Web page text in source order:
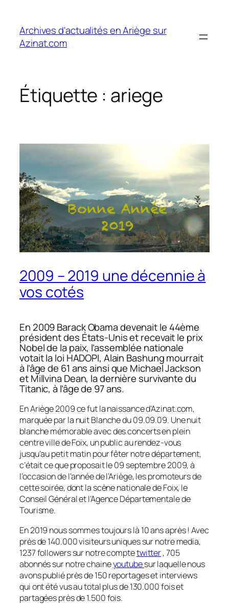
contenu
Archives d'actualités en Ariège sur
Azinat.com
Étiquette : ariege
2009 – 2019 une décennie à
vos cotés
En 2009 Barack Obama devenait le 44ème
président des États-Unis et recevait le prix
Nobel de la paix, l’assemblée nationale
votait la loi HADOPI, Alain Bashung mourrait
à l’âge de 61 ans ainsi que Michael Jackson
et Millvina Dean, la dernière survivante du
Titanic, à l’âge de 97 ans.
En Ariège 2009 ce fut la naissance d’Azinat.com,
marquée par la nuit Blanche du 09.09.09. Une nuit
blanche mémorable avec des concerts en plein
centre ville de Foix, un public au rendez-vous
jusqu’au petit matin pour fêter notre département,
c’était ce que proposait le 09 septembre 2009, à
l’occasion de l’année de l’Ariège, les promoteurs de
cette soirée, dont la scène nationale de Foix, le
Conseil Général et l’Agence Départementale de
Tourisme.
En 2019 nous sommes toujours là 10 ans après ! Avec
près de 140.000 visiteurs uniques sur notre media,
1237 followers sur notre comptetwitter, 705
abonnés sur notre chaineyoutubesur laquelle nous
avons publié près de 150 reportages et interviews
qui ont été vus au total plus de 130.000 fois et
partagées près de 1.500 fois.